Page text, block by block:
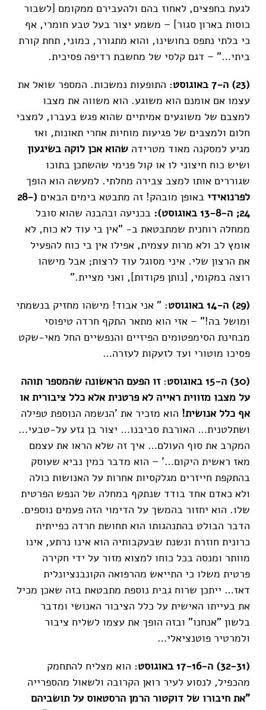
לגעת בחפצים, לאחוז בהם ולהעבירם ממקומם [לשבור
כוסות בארון סגור] – משמע יצור בעל טבע חומרי, אף
כי בלתי נתפס בחושינו, והוא מתגורר, כמוני, תחת קורת
ביתי…" – דגם קלסי של מחשבת רדיפה פסיכית.
(23) ה-7 באוגוסט
: התופעות נמשכות. המספר שואל את
עצמו אם אומנם הוא משוגע. הוא משווה את מצבו
למצבם של משוגעים אמיתיים שהוא פגש בעברו, למצבי
חלום ולמצבים של פגיעות מוחיות אחרי תאונות, ואז
מגיע למסקנה מאוד מטרידה שהוא אכן לוקה בשיגעון
ושיש כוח חיצוני לו או קול פנימי שהשתכן בתוכו
שגוררים אותו למצב צבירה מחלתי. למעשה הוא הופך
לפרנואידי באופן מובהק! זה מתבטא בימים הבאים (28-
24; ה-13-8 באוגוסט):
בכניעה ובהבנה שהוא סובל
ממחלה רוחנית שמתבטאת ב- "אין בי עוד לא כוח, לא
אומץ לב ולא מרות עצמית, אפילו אין בי כוח להפעיל
את הרצון שלי. איני מסוגל עוד לרצות; אבל מישהו
רוצה במקומי, [נותן פקודות], ואני מציית."
(29) ה-14 באוגוסט
: " אני אבוד! מישהו מחזיק בנשמתי
ומושל בה!" – אזי הוא מתאר התקף חרדה טיפוסי
מבחינת הסימפטומים הפיזיים והנפשיים החל מאי-שקט
פסיכו מוטורי ועד לזעקות לעזרה…
(30) ה-15 באוגוסט
:זו הפעם הראשונה שהמספר תוהה
על מצבו מזווית ראייה לא פרטנית אלא כלל ציבורית או
אף כלל אנושית! הוא מזכיר את 'הנשמה הנוספת טפילה
ושתלטנית… האורבת סביבנו… יצור בן גזע על-טבעי…
המקרב את סוף העולם… איך זה שלא הראו את עצמם
מאז ראשית היקום…' – הוא מדבר כמין נביא שעוסק
בהתקפת חייזרים מגלקסיות אחרות על האנושות כולה
ולא כאדם אחד בודד שנתקף במחלה של הנפש הפרטית
שלו. הוא יחזור בהמשך על הדימוי הזה פעמים נוספים.
הדבר הבולט בהתנהגותו הוא תחושת חרדה כפייתית
כרונית חוזרת ונשנת שבעקבותיה הוא אינו נרתע, אינו
מוותר ומנסה בכל כוחו למצוא מזור על ידי חקירה
פרטית משלו כי התייאש מהרפואה הקונבנציונלית
דאז… ייתכן שרוח גבית נוספת מתבטאת בזה שאכן מכיל
את בעייתו האישית על כלל הציבור האנושי ומדבר
בלשון "אנחנו" ובזה הופך את עצמו לשליח ציבור
ולמרטיר פוטנציאלי…
(32-31) ה-17-16
באוגוסט: הוא מצליח להתחמק
מהכפיל, לנסוע לעיר רואן הקרובה ולשאול מהספרייה
"את חיבורו של דוקטור הרמן הרסטאוס על תושביהם